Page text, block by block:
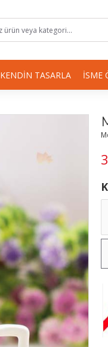
KENDIN TASARLA İSME